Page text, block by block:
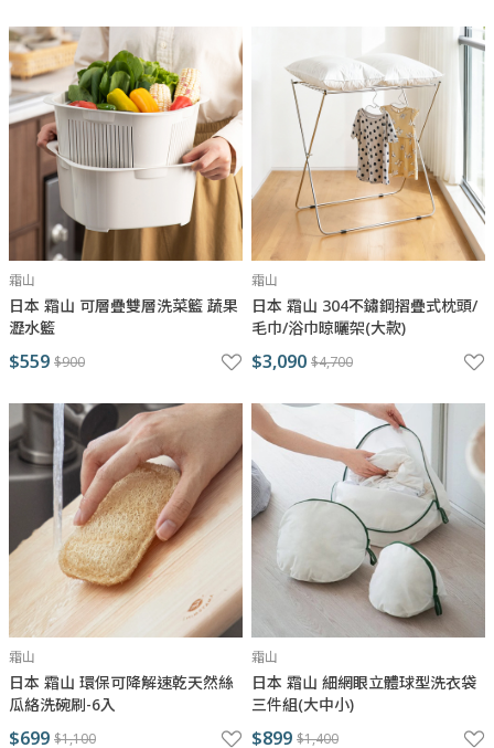
霜山
日本 霜山 可層疊雙層洗菜籃 蔬果
瀝水籃
$559 $900
霜山
日本 霜山 304不鏽鋼摺疊式枕頭/
毛巾/浴巾晾曬架(大款)
$3,090 $4,700
霜山
日本 霜山 環保可降解速乾天然絲
瓜絡洗碗刷-6入
$699 $1,100
霜山
日本 霜山 細網眼立體球型洗衣袋
三件組(大中小)
$899 $1,400